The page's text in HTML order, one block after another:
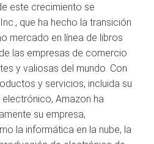
este crecimiento se
que ha hecho la transición
mercado en línea de libros
las empresas de comercio
y valiosas del mundo. Con
y servicios, incluida su
Amazon ha
su empresa,
la informática en la nube, la